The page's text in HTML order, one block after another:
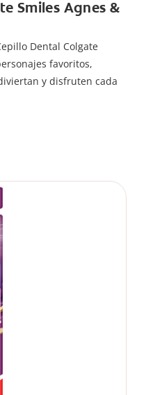
Smiles Agnes &
Dental Colgate
favoritos,
y disfruten cada